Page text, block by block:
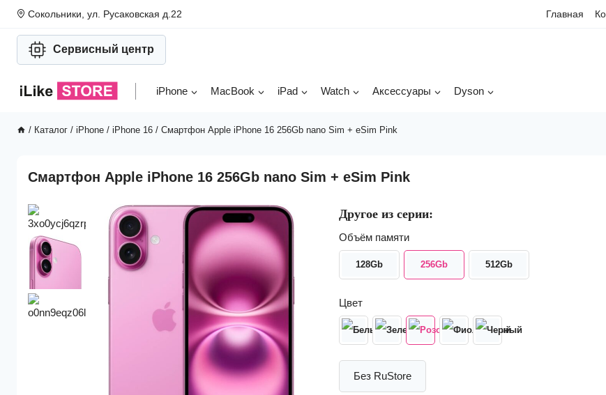
Перейти
содержимому
Сокольники, ул. Русаковская д.22 Главная
Сервисный центр
iPhone MacBook iPad Watch Аксессуары Dyson
/ Каталог / iPhone / iPhone 16 / Смартфон Apple iPhone 16 256Gb nano Sim + eSim Pink
Смартфон Apple iPhone 16 256Gb nano Sim + eSim Pink
Другое из серии:
Объём памяти
128Gb 256Gb 512Gb
Цвет
Без RuStore